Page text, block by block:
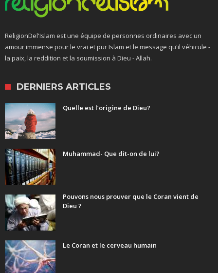
ReligionDel'Islam est une équipe de personnes ordinaires avec un
amour immense pour le vrai et pur Islam et le message qu'il véhicule -
la paix, la reddition et la soumission à Dieu - Allah.
DERNIERS ARTICLES
Quelle est l’origine de Dieu?
Muhammad- Que dit-on de lui?
Pouvons nous prouver que le Coran vient de
Dieu ?
Le Coran et le cerveau humain